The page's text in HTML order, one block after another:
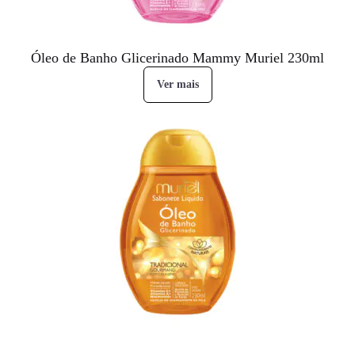
Óleo de Banho Glicerinado Mammy Muriel 230ml
Ver mais